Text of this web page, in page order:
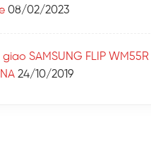
08/02/2023
SAMSUNG FLIP WM55R
24/10/2019